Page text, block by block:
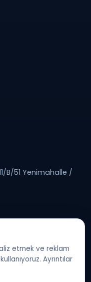
B/51 Yenimahalle /
etmek ve reklam
Ayrıntılar